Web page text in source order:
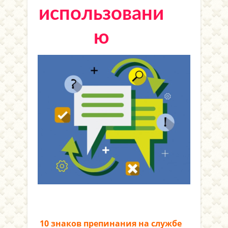
использовани
ю
10 знаков препинания на службе